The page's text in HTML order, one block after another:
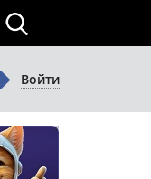
Войти